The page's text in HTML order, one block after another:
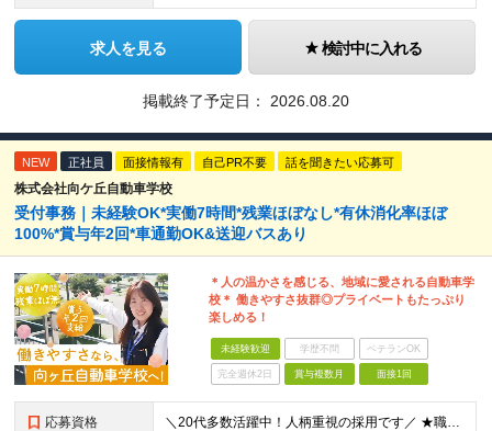
求人を見る 検討中に入れる
掲載終了予定日： 2026.08.20
NEW 正社員 面接情報有 自己PR不要 話を聞きたい応募可
株式会社向ケ丘自動車学校
受付事務｜未経験OK*実働7時間*残業ほぼなし*有休消化率ほぼ
100%*賞与年2回*車通勤OK&送迎バスあり
＊人の温かさを感じる、地域に愛される自動車学
校＊ 働きやすさ抜群◎プライベートもたっぷり
楽しめる！
未経験歓迎 学歴不問 ベテランOK
完全週休2日 賞与複数月 面接1回
応募資格 ＼20代多数活躍中！人柄重視の採用です／ ★職種・業種未経験OK！ ★第二新卒歓迎 ★高卒以上 ━━━━━━━━━━━━━━━━━ 事務経験は不問！人柄重視の採用です♪ ━━━━━━━━━━━━━━